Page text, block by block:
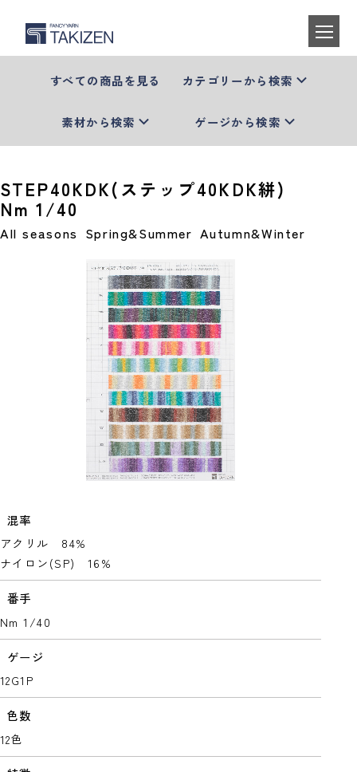
すべての商品を見る カテゴリーから検索
素材から検索 ゲージから検索
STEP40KDK(ステップ40KDK絣)
Nm 1/40
All seasons Spring&Summer Autumn&Winter
混率
アクリル 84%
ナイロン(SP) 16%
番手
Nm 1/40
ゲージ
12G1P
色数
12色